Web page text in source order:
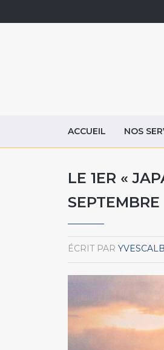
ACCUEIL NOS
LE 1ER «
SEPTEMBRE
ÉCRIT PAR